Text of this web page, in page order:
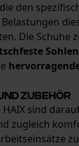
den
Die Schuhe
Zubehör
sind
zugleich